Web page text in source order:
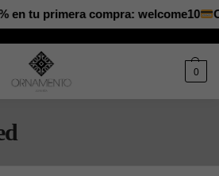
en tu primera compra: welcome10
0